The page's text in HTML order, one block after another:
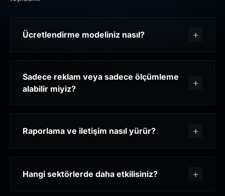
Ücretlendirme modeliniz nasıl?
Sadece reklam veya sadece ölçümleme
alabilir miyiz?
Raporlama ve iletişim nasıl yürür?
Hangi sektörlerde daha etkilisiniz?